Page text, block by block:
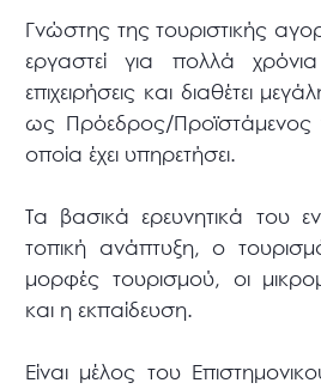
Γνώστης της τουριστικής
εργαστεί για πολλά
επιχειρήσεις και διαθέτει
ως Πρόεδρος/
οποία έχει υπηρετήσει.
Τα βασικά ερευνητικά του
τοπική ανάπτυξη, ο
μορφές τουρισμού, οι
και η εκπαίδευση.
Είναι μέλος του